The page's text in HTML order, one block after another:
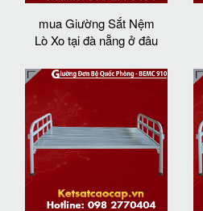
mua Giường Sắt Nệm
Lò Xo tại đà nẵng ở đâu